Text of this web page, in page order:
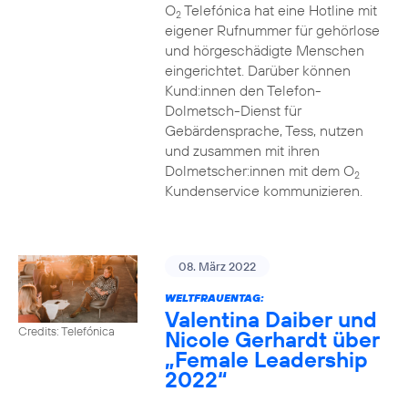
O2Telefónica hat eine Hotline mit
eigener Rufnummer für gehörlose
und hörgeschädigte Menschen
eingerichtet. Darüber können
Kund:innen den Telefon-
Dolmetsch-Dienst für
Gebärdensprache, Tess, nutzen
und zusammen mit ihren
Dolmetscher:innen mit dem O2
Kundenservice kommunizieren.
Credits: Telefónica
08. März 2022
WELTFRAUENTAG:
Valentina Daiber und
Nicole Gerhardt über
„Female Leadership
2022“